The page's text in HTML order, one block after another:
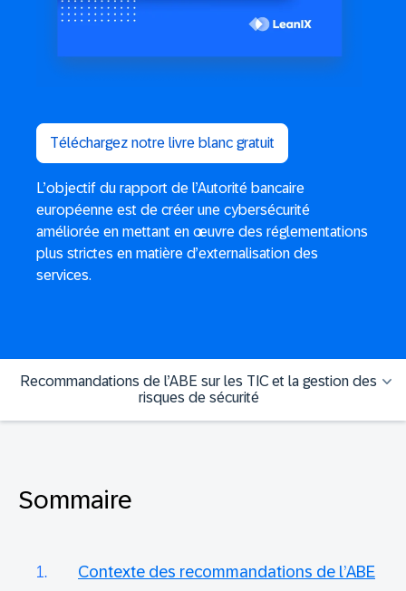
Téléchargez notre livre blanc gratuit
L’objectif du rapport de l’Autorité bancaire
européenne est de créer une cybersécurité
améliorée en mettant en œuvre des réglementations
plus strictes en matière d’externalisation des
services.
Recommandations de l’ABE sur les TIC et la gestion des
risques de sécurité
Sommaire
Contexte des recommandations de l’ABE